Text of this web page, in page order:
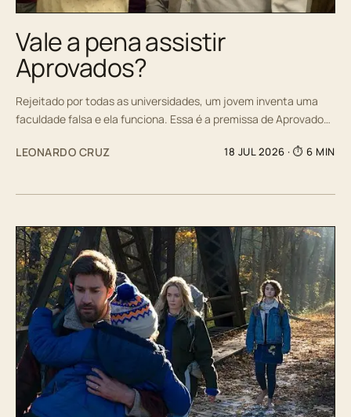
Vale a pena assistir
Aprovados?
Rejeitado por todas as universidades, um jovem inventa uma
faculdade falsa e ela funciona. Essa é a premissa de Aprovado…
LEONARDO CRUZ 18 JUL 2026 · ⏱ 6 MIN